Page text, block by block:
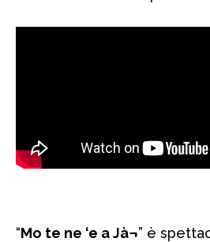
“Mo te ne ‘e a Jà¬” è